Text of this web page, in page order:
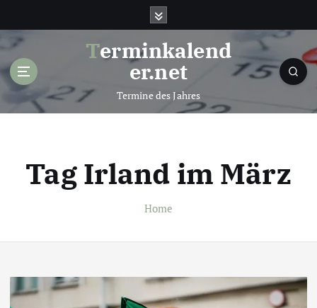
t
Terminkalend
er.net
Termine des Jahres
Tag Irland im März
Home